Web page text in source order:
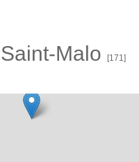
Malo [171]